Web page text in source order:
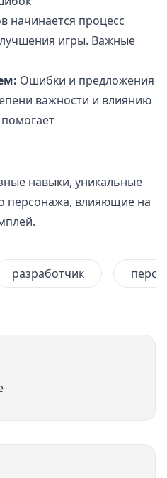
начинается процесс
игры. Важные
Ошибки и предложения
важности и влиянию
навыки, уникальные
персонажа, влияющие на
разработчик